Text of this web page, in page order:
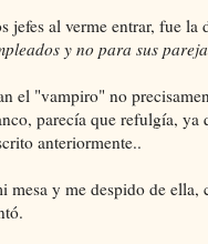
jefes al verme entrar, fue la
y no para sus
el "vampiro" no
parecía que refulgía, ya
anteriormente..
y me despido de ella,